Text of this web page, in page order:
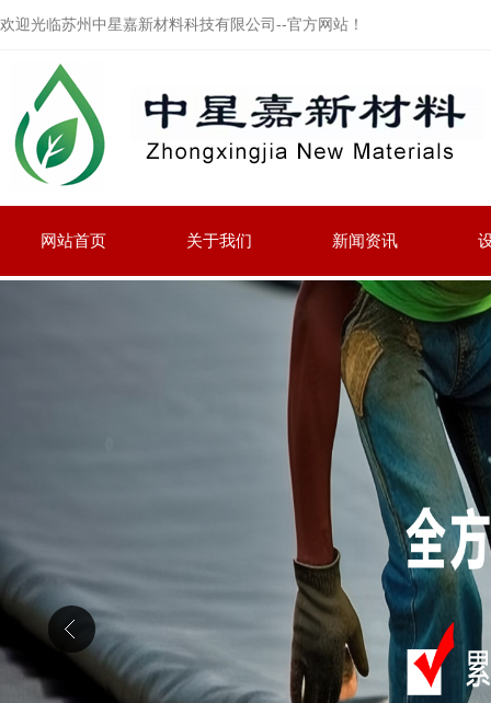
欢迎光临苏州中星嘉新材料科技有限公司--官方网站！
网站首页 关于我们 新闻资讯